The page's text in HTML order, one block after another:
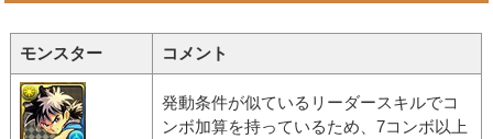
モンスター コメント
発動条件が似ているリーダースキルでコ
ンボ加算を持っているため、7コンボ以上